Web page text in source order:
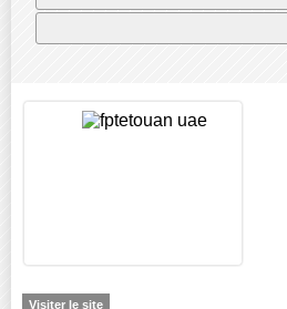
Visiter le site